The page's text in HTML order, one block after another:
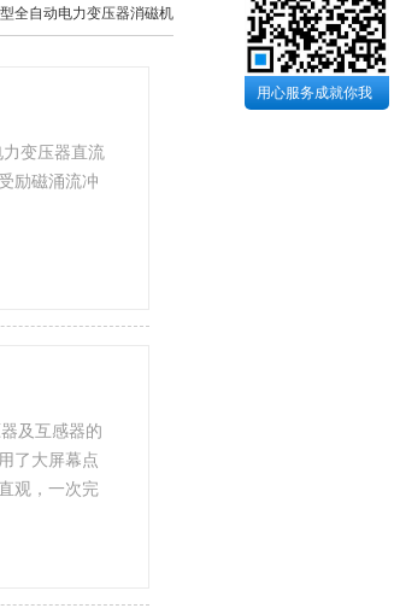
全自动电力变压器消磁机
变压器直流
励磁涌流冲
及互感器的
了大屏幕点
观，一次完
用心服务成就你我